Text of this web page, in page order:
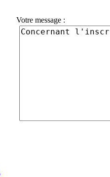
Votre message :